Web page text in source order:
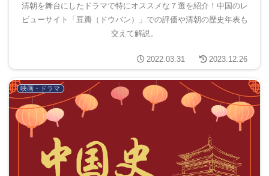
清朝を舞台にしたドラマで特にオススメな７選を紹介！中国のレ
ビューサイト「豆瓣（ドウバン）」での評価や清朝の歴史年表も
交えて解説。
2022.03.31 2023.12.26
映画・ドラマ